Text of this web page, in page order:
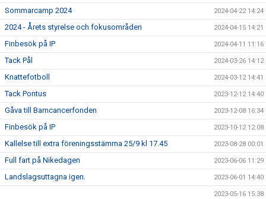
Sommarcamp 2024 2024-04-22 14:24
2024 - Årets styrelse och fokusområden 2024-04-15 14:21
Finbesök på IP 2024-04-11 11:16
Tack Pål 2024-03-26 14:12
Knattefotboll 2024-03-12 14:41
Tack Pontus 2023-12-12 14:40
Gåva till Barncancerfonden 2023-12-08 16:34
Finbesök på IP 2023-10-12 12:08
Kallelse till extra föreningsstämma 25/9 kl 17.45 2023-08-28 00:01
Full fart på Nikedagen 2023-06-06 11:29
Landslagsuttagna igen. 2023-06-01 14:40
2023-05-16 15:38